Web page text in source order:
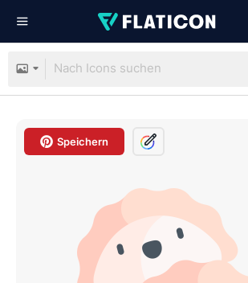
Speichern